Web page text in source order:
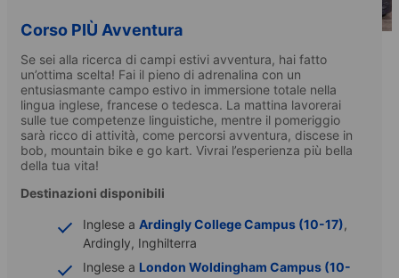
Corso PIÙ Avventura
Se sei alla ricerca di campi estivi avventura, hai fatto
un’ottima scelta! Fai il pieno di adrenalina con un
entusiasmante campo estivo in immersione totale nella
lingua inglese, francese o tedesca. La mattina lavorerai
sulle tue competenze linguistiche, mentre il pomeriggio
sarà ricco di attività, come percorsi avventura, discese in
bob, mountain bike e go kart. Vivrai l’esperienza più bella
della tua vita!
Destinazioni disponibili
Inglese a Ardingly College Campus (10-17),
Ardingly, Inghilterra
Inglese a London Woldingham Campus (10-